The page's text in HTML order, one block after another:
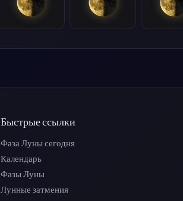
Быстрые ссылки
Фаза Луны сегодня
Календарь
Фазы Луны
Лунные затмения